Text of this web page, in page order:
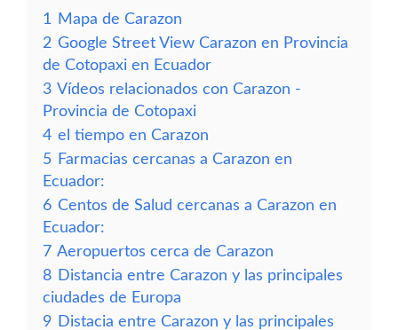
1
Mapa de Carazon
2 Google Street View Carazon en Provincia
de Cotopaxi en Ecuador
3 Vídeos relacionados con Carazon -
Provincia de Cotopaxi
4 el tiempo en Carazon
5 Farmacias cercanas a Carazon en
Ecuador:
6 Centos de Salud cercanas a Carazon en
Ecuador:
7 Aeropuertos cerca de Carazon
8 Distancia entre Carazon y las principales
ciudades de Europa
9 Distacia entre Carazon y las principales